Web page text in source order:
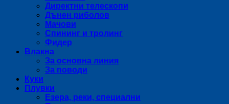
Директни телескопи
Дънен риболов
Мачови
Спининг и тролинг
Фидер
Влакна
За основна линия
За поводи
Куки
Плувки
Езера, реки, специални